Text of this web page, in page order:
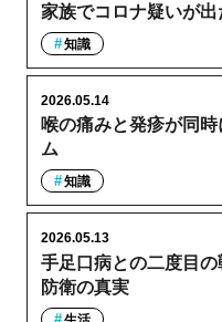
家族でコロナ疑いが
知識
喉の痛みと発疹が同
ム
2026.05.14
知識
手足口病との二度目
防衛の真実
2026.05.13